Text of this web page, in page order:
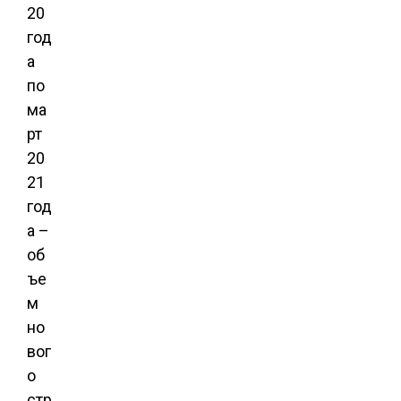
20
год
а
по
ма
рт
20
21
год
а –
об
ъе
м
но
вог
о